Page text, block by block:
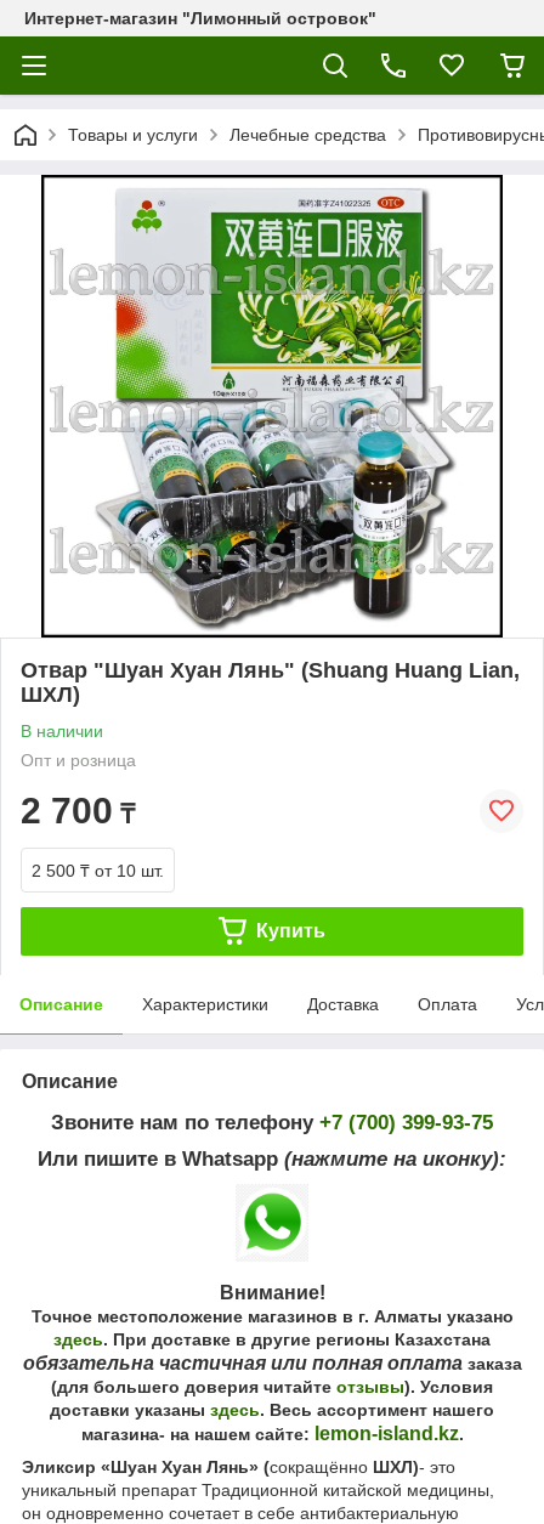
Интернет-магазин "Лимонный островок"
Товары и услуги Лечебные средства
Отвар "Шуан Хуан Лянь" (Shuang Huang Lian,
ШХЛ)
В наличии
Опт и розница
2 700 ₸
2 500 ₸ от 10 шт.
Купить
Описание Характеристики Доставка Оплата
Описание
Звоните нам по телефону +7 (700) 399-93-75
Или пишите в Whatsapp (нажмите на иконку):
Внимание!
Точное местоположение магазинов в г. Алматы указано
здесь. При доставке в другие регионы Казахстана
обязательна частичная или полная оплатазаказа
(для большего доверия читайте отзывы). Условия
доставки указаны здесь. Весь ассортимент нашего
магазина- на нашем сайте: lemon-island.kz.
Эликсир «Шуан Хуан Лянь» (сокращённо ШХЛ)- это
уникальный препарат Традиционной китайской медицины,
он одновременно сочетает в себе антибактериальную